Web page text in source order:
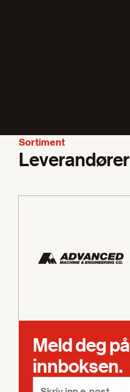
Sortiment
Leverandører
Meld deg
innboksen.